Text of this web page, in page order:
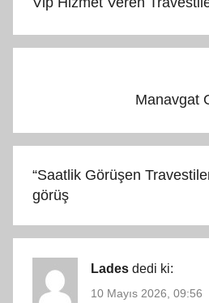
Manavgat
“Saatlik Görüşen
görüş
Lades dedi ki:
10 Mayıs 2026, 09:56